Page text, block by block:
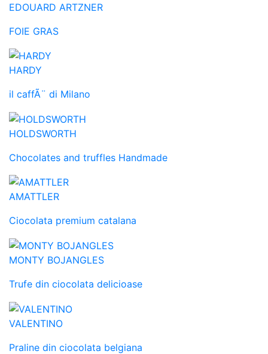
EDOUARD ARTZNER
FOIE GRAS
HARDY
il caffÃ¨ di Milano
HOLDSWORTH
Chocolates and truffles Handmade
AMATTLER
Ciocolata premium catalana
MONTY BOJANGLES
Trufe din ciocolata delicioase
VALENTINO
Praline din ciocolata belgiana